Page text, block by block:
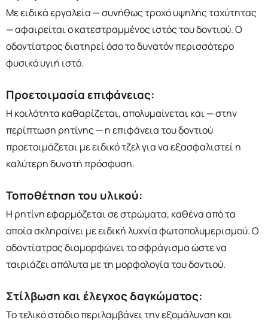
Με ειδικά εργαλεία — συνήθως τροχό υψηλής ταχύτητας
— αφαιρείται ο κατεστραμμένος ιστός του δοντιού. Ο
οδοντίατρος διατηρεί όσο το δυνατόν περισσότερο
φυσικό υγιή ιστό.
Προετοιμασία επιφάνειας:
Η κοιλότητα καθαρίζεται, απολυμαίνεται και — στην
περίπτωση ρητίνης — η επιφάνεια του δοντιού
προετοιμάζεται με ειδικό τζελ για να εξασφαλιστεί η
καλύτερη δυνατή πρόσφυση.
Τοποθέτηση του υλικού:
Η ρητίνη εφαρμόζεται σε στρώματα, καθένα από τα
οποία σκληραίνει με ειδική λυχνία φωτοπολυμερισμού. Ο
οδοντίατρος διαμορφώνει το σφράγισμα ώστε να
ταιριάζει απόλυτα με τη μορφολογία του δοντιού.
Στίλβωση και έλεγχος δαγκώματος:
Το τελικό στάδιο περιλαμβάνει την εξομάλυνση και